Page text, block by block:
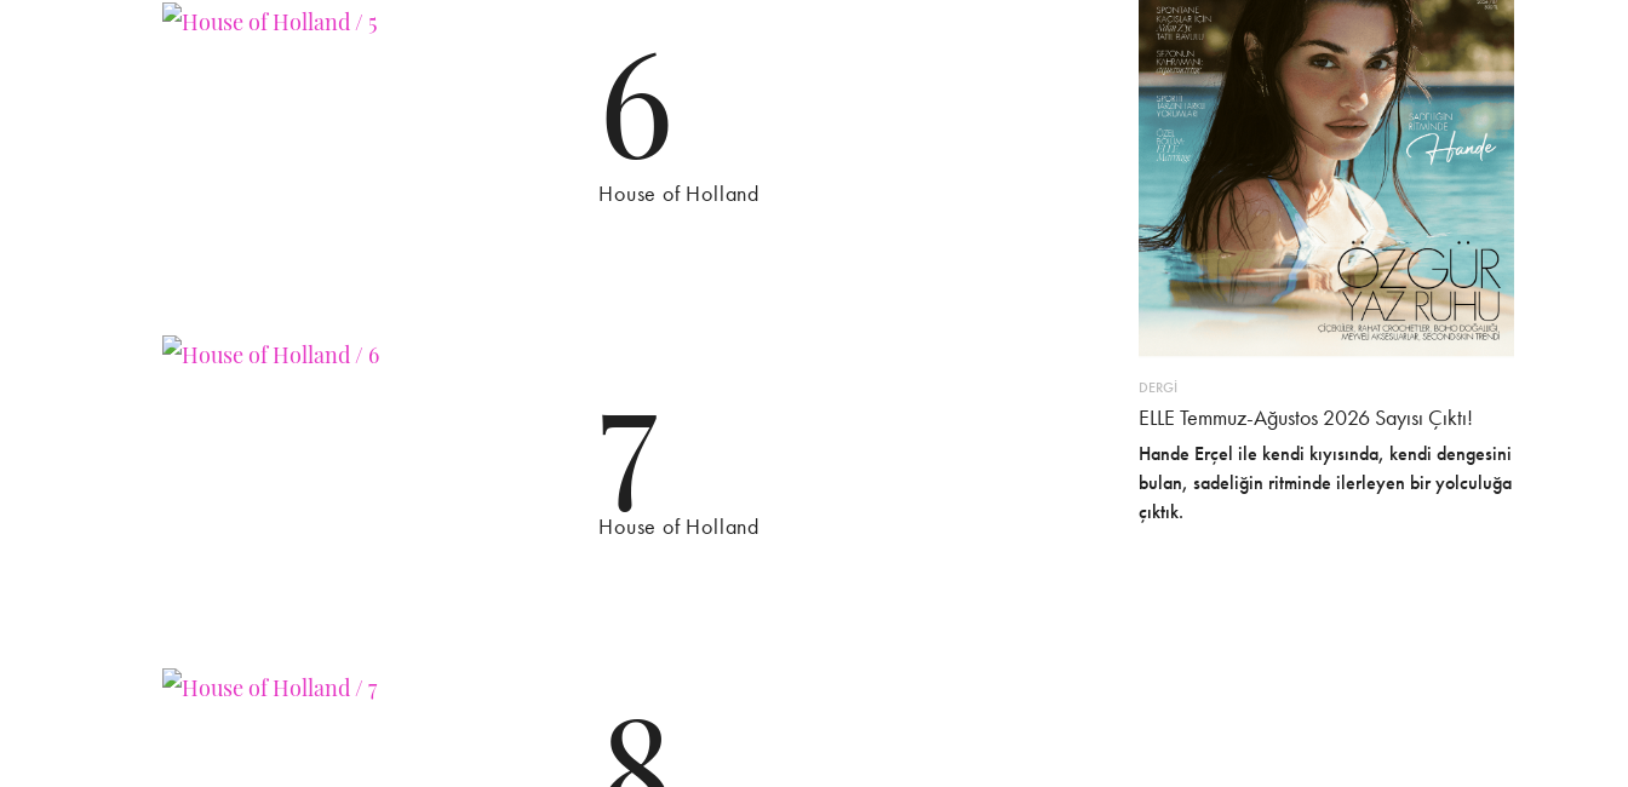
6
House of Holland
7
House of Holland
DERGİ
ELLE Temmuz-Ağustos 2026 Sayısı Çıktı!
Hande Erçel ile kendi kıyısında, kendi dengesini
bulan, sadeliğin ritminde ilerleyen bir yolculuğa
çıktık.